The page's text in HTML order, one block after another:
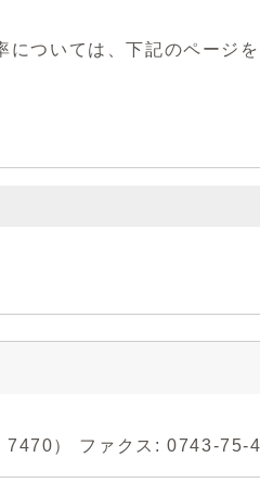
ついては、下記のページを
） ファクス: 0743-75-